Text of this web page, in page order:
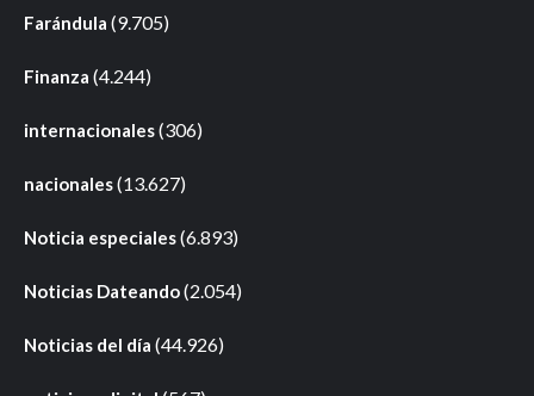
Farándula (9.705)
Finanza (4.244)
internacionales(306)
nacionales(13.627)
Noticia especiales(6.893)
Noticias Dateando(2.054)
Noticias del día (44.926)